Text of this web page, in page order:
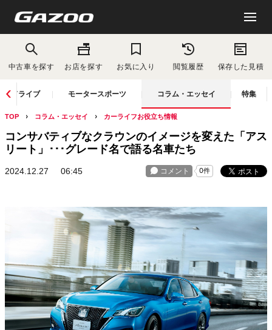
中古車を探す お店を探す お気に入り 閲覧履歴 保存した見積
ドライブ モータースポーツ コラム・エッセイ 特集
TOP コラム・エッセイ カーライフお役立ち情報
コンサバティブなクラウンのイメージを変えた「アス
リート」･･･グレード名で語る名車たち
2024.12.27 06:45